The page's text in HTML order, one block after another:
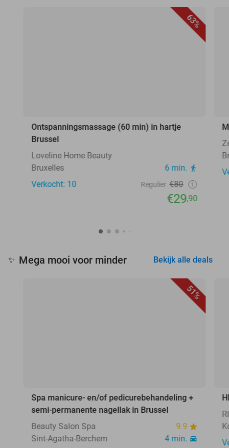
63%
Ontspanningsmassage (60 min) in hartje
Brussel
Loveline Home Beauty
Bruxelles
6 min.
Verkocht: 10
Regulier €80
€29,90
✨ Mega mooi voor minder Bekijk alle deals
51%
Spa manicure- en/of pedicurebehandeling +
semi-permanente nagellak in Brussel
Beauty Salon Spa
9.9
Sint-Agatha-Berchem
4 min.